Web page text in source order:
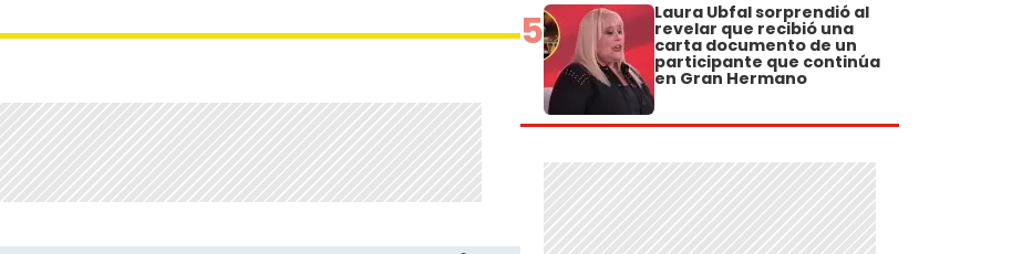
5 Laura Ubfal sorprendió al
revelar que recibió una
carta documento de un
participante que continúa
en Gran Hermano